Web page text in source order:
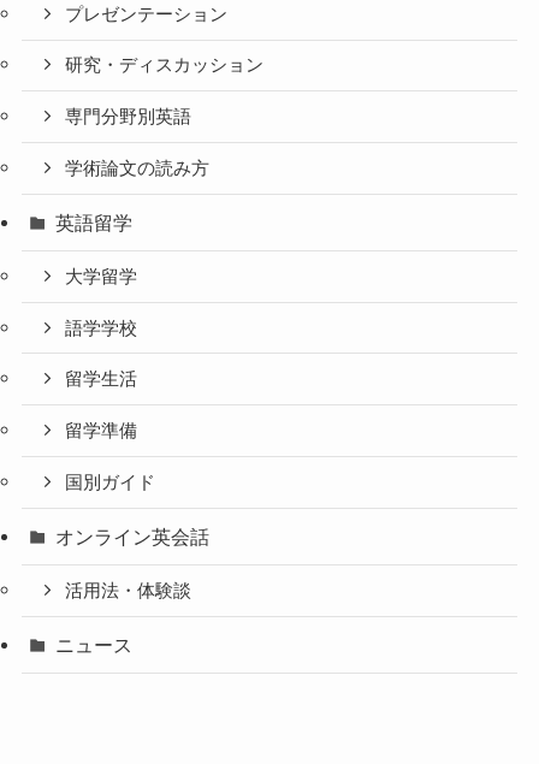
プレゼンテーション
研究・ディスカッション
専門分野別英語
学術論文の読み方
英語留学
大学留学
語学学校
留学生活
留学準備
国別ガイド
オンライン英会話
活用法・体験談
ニュース